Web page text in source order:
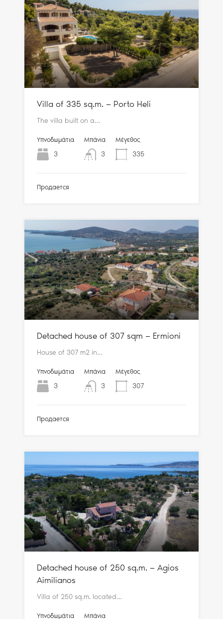
Villa of 335 sq.m. — Porto Heli
The villa built on a…
Υπνοδωμάτια
3
Μπάνια
3
Μέγεθος
335
Продается
Detached house of 307 sqm — Ermioni
House of 307 m2 in…
Υπνοδωμάτια
3
Μπάνια
3
Μέγεθος
307
Продается
Detached house of 250 sq.m. — Agios
Aimilianos
Villa of 250 sq.m. located…
Υπνοδωμάτια Μπάνια